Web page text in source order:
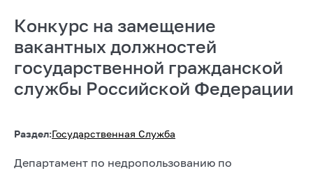
Конкурс на замещение
вакантных должностей
государственной гражданской
службы Российской Федерации
Раздел:Государственная Служба
Департамент по недропользованию по